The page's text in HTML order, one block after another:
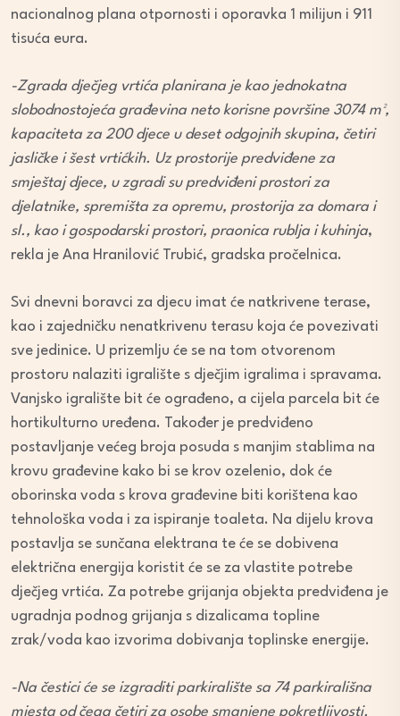
nacionalnog plana otpornosti i oporavka 1 milijun i 911
tisuća eura.
-Zgrada dječjeg vrtića planirana je kao jednokatna
slobodnostojeća građevina neto korisne površine 3074 m²,
kapaciteta za 200 djece u deset odgojnih skupina, četiri
jasličke i šest vrtićkih. Uz prostorije predviđene za
smještaj djece, u zgradi su predviđeni prostori za
djelatnike, spremišta za opremu, prostorija za domara i
sl., kao i gospodarski prostori, praonica rublja i kuhinja,
rekla je Ana Hranilović Trubić, gradska pročelnica.
Svi dnevni boravci za djecu imat će natkrivene terase,
kao i zajedničku nenatkrivenu terasu koja će povezivati
sve jedinice. U prizemlju će se na tom otvorenom
prostoru nalaziti igralište s dječjim igralima i spravama.
Vanjsko igralište bit će ograđeno, a cijela parcela bit će
hortikulturno uređena. Također je predviđeno
postavljanje većeg broja posuda s manjim stablima na
krovu građevine kako bi se krov ozelenio, dok će
oborinska voda s krova građevine biti korištena kao
tehnološka voda i za ispiranje toaleta. Na dijelu krova
postavlja se sunčana elektrana te će se dobivena
električna energija koristit će se za vlastite potrebe
dječjeg vrtića. Za potrebe grijanja objekta predviđena je
ugradnja podnog grijanja s dizalicama topline
zrak/voda kao izvorima dobivanja toplinske energije.
-Na čestici će se izgraditi parkiralište sa 74 parkirališna
mjesta od čega četiri za osobe smanjene pokretljivosti.